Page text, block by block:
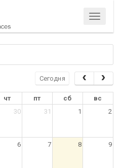
Menu
Сегодня
чт пт сб
вс
30 31 1 2
6 7 8 9